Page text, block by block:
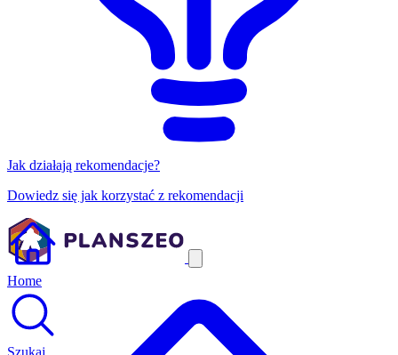
Jak działają rekomendacje?
Dowiedz się jak korzystać z rekomendacji
Home
Szukaj